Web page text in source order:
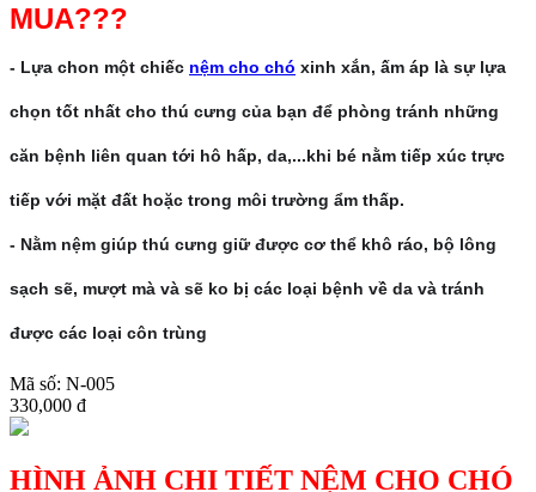
MUA???
- Lựa chon một chiếc nệm cho chó xinh xắn, ấm áp là sự lựa
chọn tốt nhất cho thú cưng của bạn để phòng tránh những
căn bệnh liên quan tới hô hấp, da,...khi bé nằm tiếp xúc trực
tiếp với mặt đất hoặc trong môi trường ẩm thấp.
- Nằm nệm giúp thú cưng giữ được cơ thể khô ráo, bộ lông
sạch sẽ, mượt mà và sẽ ko bị các loại bệnh về da và tránh
được các loại côn trùng
Mã số: N-005
330,000 đ
HÌNH ẢNH CHI TIẾT NỆM CHO CHÓ